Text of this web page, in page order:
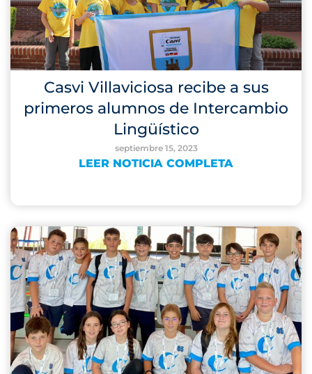
Casvi Villaviciosa recibe a sus
primeros alumnos de Intercambio
Lingüístico
septiembre 15, 2023
LEER NOTICIA COMPLETA